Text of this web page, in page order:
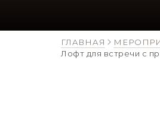
ГЛАВНАЯ
Лофт для встречи с